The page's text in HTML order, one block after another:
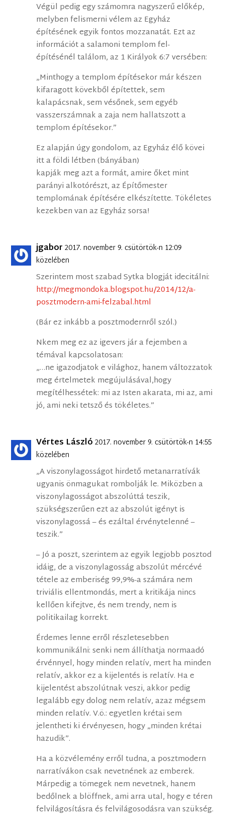
Végül pedig egy számomra nagyszerű előkép,
melyben felismerni vélem az Egyház
építésének egyik fontos mozzanatát. Ezt az
információt a salamoni templom fel-
építésénél találom, az 1 Királyok 6:7 versében:
„Minthogy a templom építésekor már készen
kifaragott kövekből építettek, sem
kalapácsnak, sem vésőnek, sem egyéb
vasszerszámnak a zaja nem hallatszott a
templom építésekor.”
Ez alapján úgy gondolom, az Egyház élő kövei
itt a földi létben (bányában)
kapják meg azt a formát, amire őket mint
parányi alkotórészt, az Építőmester
templomának építésére elkészítette. Tökéletes
kezekben van az Egyház sorsa!
jgabor 2017. november 9. csütörtök-n 12:09
közelében
Szerintem most szabad Sytka blogját idecitálni:
http://megmondoka.blogspot.hu/2014/12/a-
posztmodern-ami-felzabal.html
(Bár ez inkább a posztmodernről szól.)
Nkem meg ez az igevers jár a fejemben a
témával kapcsolatosan:
„…ne igazodjatok e világhoz, hanem változzatok
meg értelmetek megújulásával,hogy
megítélhessétek: mi az Isten akarata, mi az, ami
jó, ami neki tetsző és tökéletes.”
Vértes László 2017. november 9. csütörtök-n 14:55
közelében
„A viszonylagosságot hirdető metanarratívák
ugyanis önmagukat rombolják le. Miközben a
viszonylagosságot abszolúttá teszik,
szükségszerűen ezt az abszolút igényt is
viszonylagossá – és ezáltal érvénytelenné –
teszik.”
– Jó a poszt, szerintem az egyik legjobb posztod
idáig, de a viszonylagosság abszolút mércévé
tétele az emberiség 99,9%-a számára nem
triviális ellentmondás, mert a kritikája nincs
kellően kifejtve, és nem trendy, nem is
politikailag korrekt.
Érdemes lenne erről részletesebben
kommunikálni: senki nem állíthatja normaadó
érvénnyel, hogy minden relatív, mert ha minden
relatív, akkor ez a kijelentés is relatív. Ha e
kijelentést abszolútnak veszi, akkor pedig
legalább egy dolog nem relatív, azaz mégsem
minden relatív. V.ö.: egyetlen krétai sem
jelentheti ki érvényesen, hogy „minden krétai
hazudik”.
Ha a közvélemény erről tudna, a posztmodern
narratívákon csak nevetnének az emberek.
Márpedig a tömegek nem nevetnek, hanem
bedőlnek a blöffnek, ami arra utal, hogy e téren
felvilágosításra és felvilágosodásra van szükség.